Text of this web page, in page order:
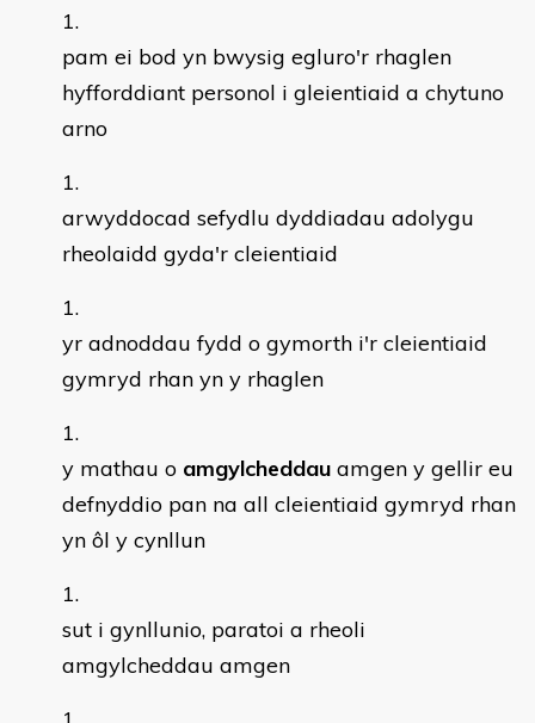
pam ei bod yn bwysig egluro'r rhaglen
hyfforddiant personol i gleientiaid a chytuno
arno
arwyddocad sefydlu dyddiadau adolygu
rheolaidd gyda'r cleientiaid
yr adnoddau fydd o gymorth i'r cleientiaid
gymryd rhan yn y rhaglen
y mathau o amgylcheddau amgen y gellir eu
defnyddio pan na all cleientiaid gymryd rhan
yn ôl y cynllun
sut i gynllunio, paratoi a rheoli
amgylcheddau amgen